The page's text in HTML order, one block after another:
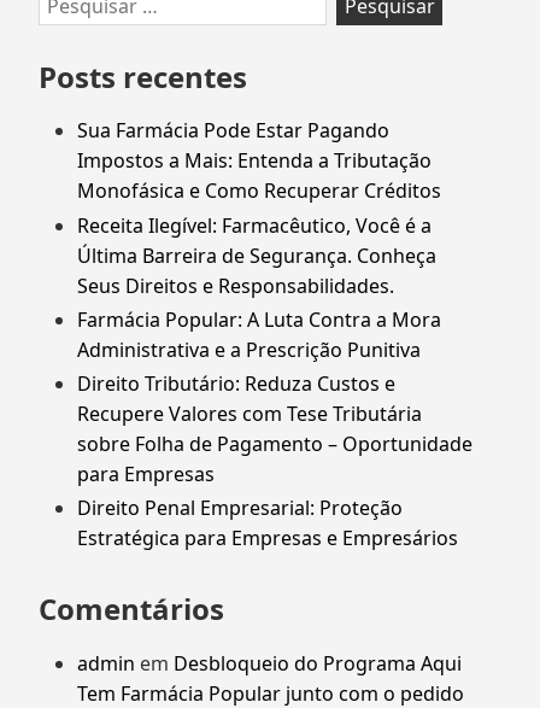
para
rodapé
por:
Posts recentes
Sua Farmácia Pode Estar Pagando
Impostos a Mais: Entenda a Tributação
Monofásica e Como Recuperar Créditos
Receita Ilegível: Farmacêutico, Você é a
Última Barreira de Segurança. Conheça
Seus Direitos e Responsabilidades.
Farmácia Popular: A Luta Contra a Mora
Administrativa e a Prescrição Punitiva
Direito Tributário: Reduza Custos e
Recupere Valores com Tese Tributária
sobre Folha de Pagamento – Oportunidade
para Empresas
Direito Penal Empresarial: Proteção
Estratégica para Empresas e Empresários
Comentários
admin em Desbloqueio do Programa Aqui
Tem Farmácia Popular junto com o pedido